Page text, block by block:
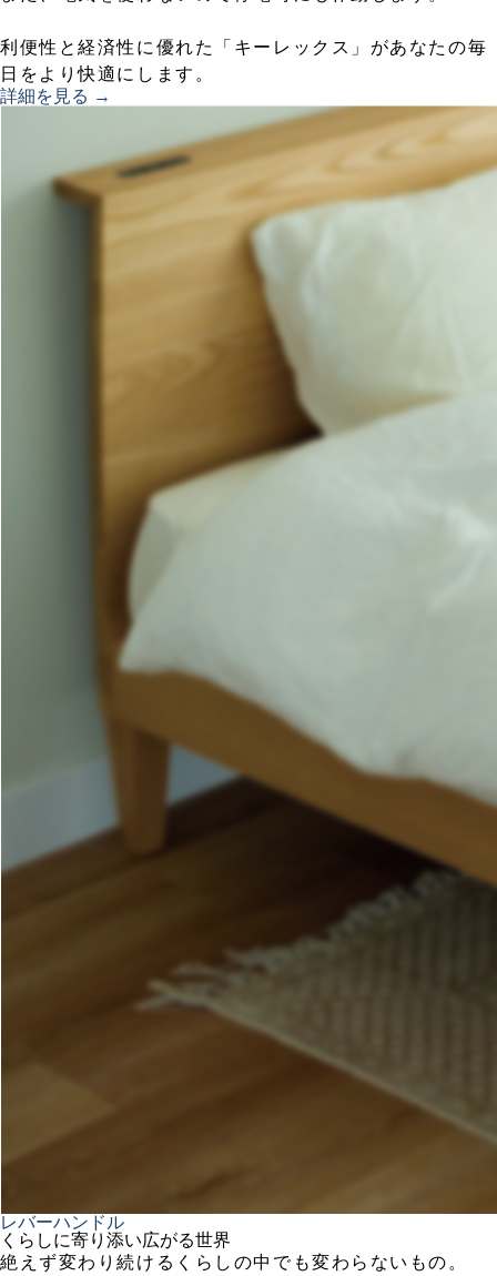
利便性と経済性に優れた「キーレックス」があなたの毎
日をより快適にします。
詳細を見る →
レバーハンドル
くらしに寄り添い広がる世界
絶えず変わり続けるくらしの中でも変わらないもの。